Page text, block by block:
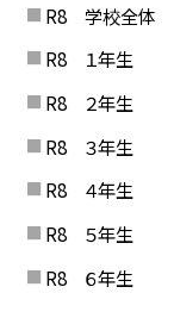
R8 学校全体
R8 １年生
R8 ２年生
R8 ３年生
R8 ４年生
R8 ５年生
R8 ６年生